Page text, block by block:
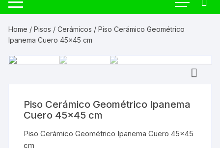
Home /Pisos /Cerámicos / Piso Cerámico Geométrico
Ipanema Cuero 45×45 cm
Piso Cerámico Geométrico Ipanema
Cuero 45×45 cm
Piso Cerámico Geométrico Ipanema Cuero 45×45
cm